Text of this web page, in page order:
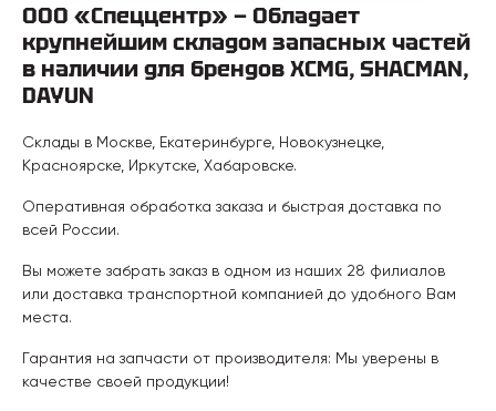
ООО «Спеццентр» — Обладает
крупнейшим складом запасных частей
в наличии для брендов XCMG, SHACMAN,
DAYUN
Склады в Москве, Екатеринбурге, Новокузнецке,
Красноярске, Иркутске, Хабаровске.
Оперативная обработка заказа и быстрая доставка по
всей России.
Вы можете забрать заказ в одном из наших 28 филиалов
или доставка транспортной компанией до удобного Вам
места.
Гарантия на запчасти от производителя: Мы уверены в
качестве своей продукции!